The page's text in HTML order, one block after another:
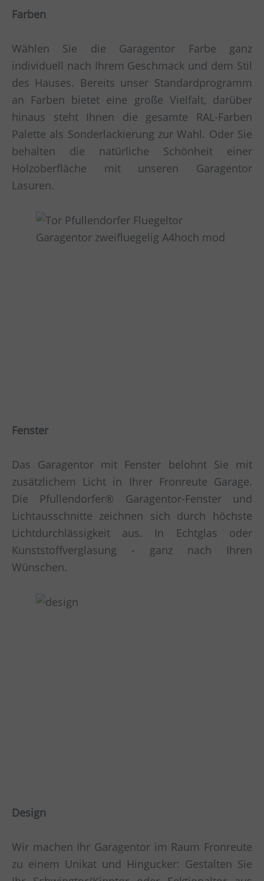
Farben
Wählen Sie die Garagentor Farbe ganz
individuell nach Ihrem Geschmack und dem Stil
des Hauses. Bereits unser Standardprogramm
an Farben bietet eine große Vielfalt, darüber
hinaus steht Ihnen die gesamte RAL-Farben
Palette als Sonderlackierung zur Wahl. Oder Sie
behalten die natürliche Schönheit einer
Holzoberfläche mit unseren Garagentor
Lasuren.
Fenster
Das Garagentor mit Fenster belohnt Sie mit
zusätzlichem Licht in Ihrer Fronreute Garage.
Die Pfullendorfer® Garagentor-Fenster und
Lichtausschnitte zeichnen sich durch höchste
Lichtdurchlässigkeit aus. In Echtglas oder
Kunststoffverglasung - ganz nach Ihren
Wünschen.
Design
Wir machen Ihr Garagentor im Raum Fronreute
zu einem Unikat und Hingucker: Gestalten Sie